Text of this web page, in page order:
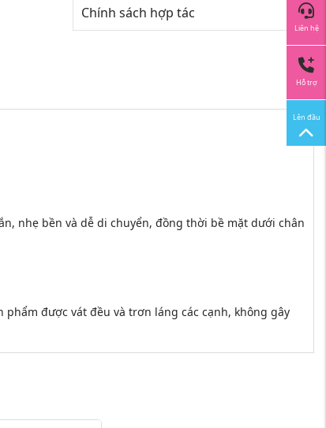
Chính sách hợp tác
nhẹ bền và dễ di chuyển, đồng thời bề mặt dưới chân
được vát đều và trơn láng các cạnh, không gây
Liên hệ
Hỗ trợ
Lên đầu